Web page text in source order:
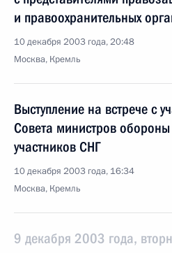
и правоохранительных
10 декабря 2003 года, 20:48
Москва, Кремль
Выступление на встрече с
Совета министров обороны
участников СНГ
10 декабря 2003 года, 16:34
Москва, Кремль
9 декабря 2003 года,